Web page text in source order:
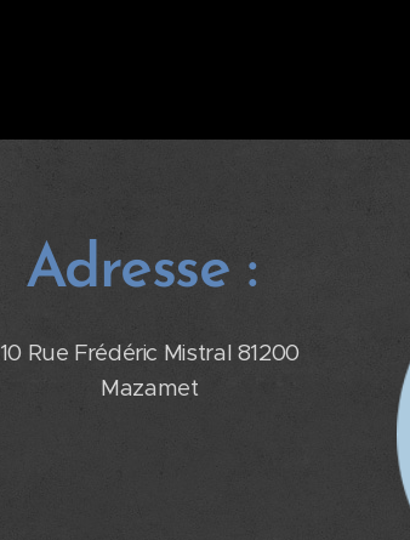
Adresse :
10 Rue Frédéric Mistral 81200
Mazamet